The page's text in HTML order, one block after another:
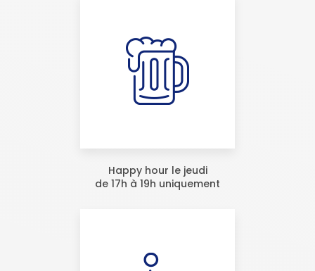
Happy hour le jeudi
de 17h à 19h uniquement